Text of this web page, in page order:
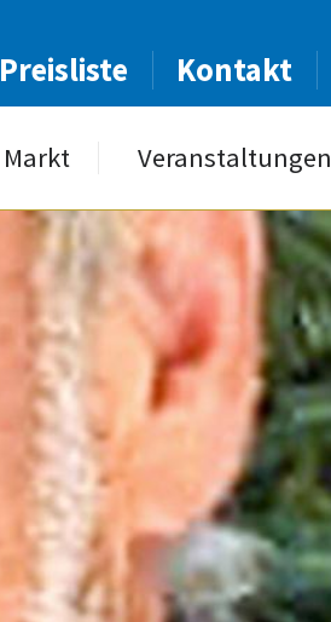
Preisliste Kontakt
Markt Veranstaltungen